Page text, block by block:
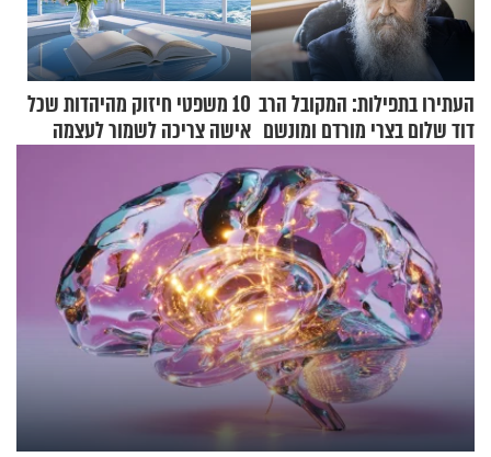
העתירו בתפילות: המקובל הרב
דוד שלום בצרי מורדם ומונשם
10 משפטי חיזוק מהיהדות שכל
אישה צריכה לשמור לעצמה